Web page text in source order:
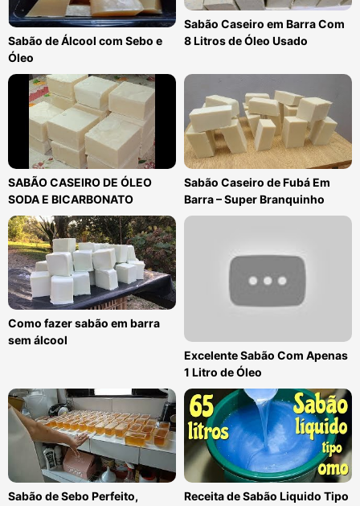
Sabão de Álcool com Sebo e
Óleo
Sabão Caseiro em Barra Com
8 Litros de Óleo Usado
SABÃO CASEIRO DE ÓLEO
SODA E BICARBONATO
Sabão Caseiro de Fubá Em
Barra – Super Branquinho
Como fazer sabão em barra
sem álcool
Excelente Sabão Com Apenas
1 Litro de Óleo
Sabão de Sebo Perfeito, Receita de Sabão Liquido Tipo